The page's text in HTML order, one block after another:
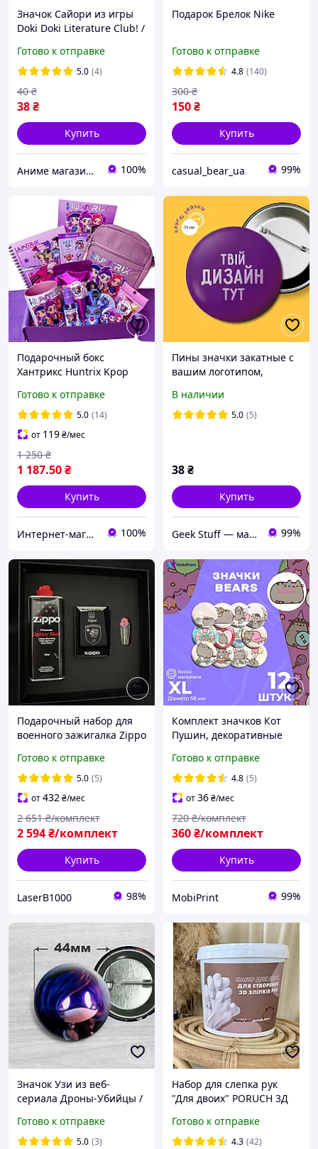
Значок Сайори из игры
Doki Doki Literature Club! /
Доки! №1 44мм
Готово к отправке
5.0 (4)
38₴
40 ₴
Купить
Аниме магазин Anikoneko 100%
Подарок Брелок Nike
Готово к отправке
4.8 (140)
150₴
300 ₴
Купить
casual_bear_ua 99%
Подарочный бокс
Хантрикс Huntrix Kpop
набор
Готово к отправке
5.0 (14)
от 119₴/мес
1 187.50₴
1 250 ₴
Купить
Интернет-магазин "WowBoxes" 100%
Пины значки закатные с
вашим логотипом,
56 мм
В наличии
5.0 (5)
38₴
Купить
Geek Stuff — магазин аниме, гиков, Kpop товаров. Сувениры с вашим принтом и полиграфия 99%
Подарочный набор для
военного зажигалка Zippo
мужчины в подарок
Готово к отправке
5.0 (5)
от432₴/мес
2 594₴/комплект
2 651 ₴/комплект
Купить
LaserB1000 98%
Комплект значков Кот
Пушин, декоративные
значков 12 шт Ø 58мм
Готово к отправке
4.8 (5)
от36₴/мес
360₴/комплект
720 ₴/комплект
Купить
MobiPrint 99%
Значок Узи из веб-
сериала Дроны-Убийцы /
Готово к отправке
5.0 (3)
Набор для слепка рук
"Для двоих" PORUCH 3Д
своими руками для
влюбленных
Готово к отправке
4.3 (42)